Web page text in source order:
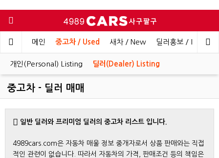
메인 중고차 / Used 새차 / New 딜러홍보 / Dealer
개인(Personal) Listing 딜러(Dealer) Listing
중고차 - 딜러 매매
일반 딜러와 프리미엄 딜러의 중고차 리스트 입니다.
4989cars.com은 자동차 매울 정보 중개자로서 상품 판매와는 직접
적인 관련이 없습니다. 따라서 자동차의 가격, 판매조건 등의 책임은